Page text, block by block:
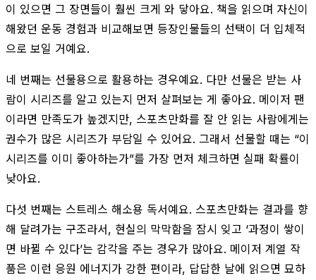
이 있으면 그 장면들이 훨씬 크게 와 닿아요. 책을 읽으며 자신이
해왔던 운동 경험과 비교해보면 등장인물들의 선택이 더 입체적
으로 보일 거예요.
네 번째는 선물용으로 활용하는 경우예요. 다만 선물은 받는 사
람이 시리즈를 알고 있는지 먼저 살펴보는 게 좋아요. 메이저 팬
이라면 만족도가 높겠지만, 스포츠만화를 잘 안 읽는 사람에게는
권수가 많은 시리즈가 부담일 수 있어요. 그래서 선물할 때는 “이
시리즈를 이미 좋아하는가”를 가장 먼저 체크하면 실패 확률이
낮아요.
다섯 번째는 스트레스 해소용 독서예요. 스포츠만화는 결과를 향
해 달려가는 구조라서, 현실의 막막함을 잠시 잊고 ‘과정이 쌓이
면 바뀔 수 있다’는 감각을 주는 경우가 많아요. 메이저 계열 작
품은 이런 응원 에너지가 강한 편이라, 답답한 날에 읽으면 묘하